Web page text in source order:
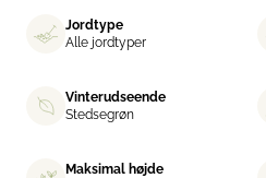
Jordtype
Alle jordtyper
Vinterudseende
Stedsegrøn
Maksimal højde